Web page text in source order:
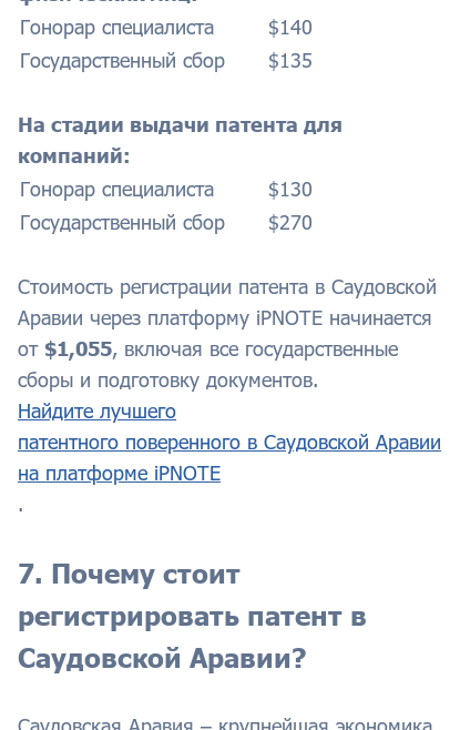
Гонорар специалиста
$140
Государственный сбор
$135
На стадии выдачи патента для
компаний:
Гонорар специалиста
$130
Государственный сбор
$270
Стоимость регистрации патента в Саудовской
Аравии через платформу iPNOTE начинается
от $1,055, включая все государственные
сборы и подготовку документов.
Найдите лучшего
патентного поверенного в Саудовской Аравии
на платформе iPNOTE
.
7. Почему стоит
регистрировать патент в
Саудовской Аравии?